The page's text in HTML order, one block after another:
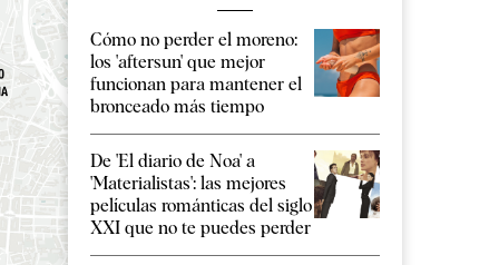
Cómo no perder el moreno:
los 'aftersun' que mejor
funcionan para mantener el
bronceado más tiempo
De 'El diario de Noa' a
'Materialistas': las mejores
películas románticas del siglo
XXI que no te puedes perder